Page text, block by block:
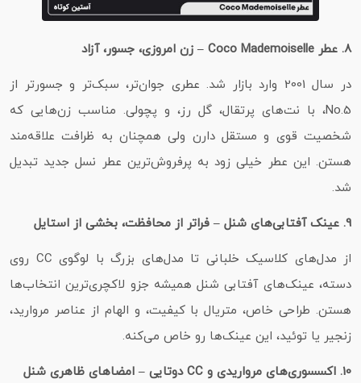
8. عطر Coco Mademoiselle – زن امروزی، جسور، آزاد
در سال 2001 وارد بازار شد. عطری جوان‌تر، سبک‌تر و جسورتر از
No.5، با نت‌های پرتقال، گل رز، و پچولی. مناسب زن‌هایی که
شخصیت قوی و مستقل دارن ولی همچنان به ظرافت علاقه‌مند
هستن. این عطر خیلی زود به پرفروش‌ترین عطر نسل جدید تبدیل
شد.
9. عینک آفتابی‌های شنل – فراتر از محافظت، بخشی از استایل
از مدل‌های کلاسیک خلبانی تا مدل‌های بزرگ با لوگوی CC روی
دسته، عینک‌های آفتابی شنل همیشه جزو لاکچری‌ترین انتخاب‌ها
هستن. طراحی خاص، متریال با کیفیت، و الهام از عناصر مروارید،
زنجیر یا توئید، این عینک‌ها رو خاص می‌کنه.
10. اکسسوری‌های مرواریدی و CC دوتایی – امضاهای ظاهری شنل